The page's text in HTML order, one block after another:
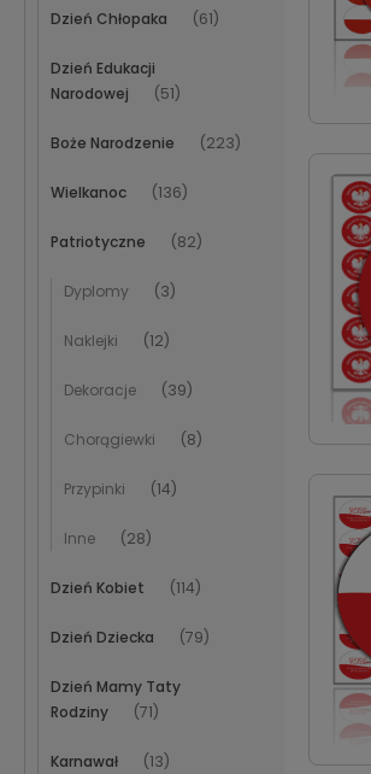
Dzień Chłopaka (61)
Dzień Edukacji
Narodowej
(51)
Boże Narodzenie (223)
Wielkanoc (136)
Patriotyczne (82)
Dyplomy (3)
Naklejki (12)
Dekoracje (39)
Chorągiewki (8)
Przypinki (14)
Inne (28)
Dzień Kobiet (114)
Dzień Dziecka (79)
Dzień Mamy Taty
Rodziny
(71)
Karnawał (13)